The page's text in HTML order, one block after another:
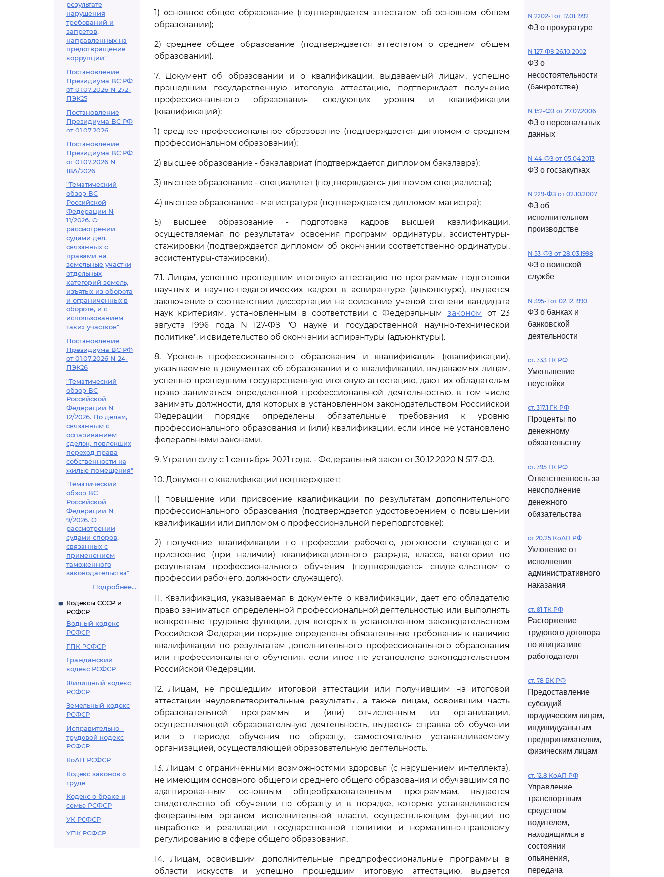
результате
нарушения
требований и
запретов,
направленных на
предотвращение
коррупции"
Постановление
Президиума ВС РФ
от 01.07.2026 N 272-
ПЭК25
Постановление
Президиума ВС РФ
от 01.07.2026
Постановление
Президиума ВС РФ
от 01.07.2026 N
18А/2026
"Тематический
обзор ВС
Российской
Федерации N
11/2026. О
рассмотрении
судами дел,
связанных с
правами на
земельные участки
отдельных
категорий земель,
изъятых из оборота
и ограниченных в
обороте, и с
использованием
таких участков"
Постановление
Президиума ВС РФ
от 01.07.2026 N 24-
ПЭК26
"Тематический
обзор ВС
Российской
Федерации N
12/2026. По делам,
связанным с
оспариванием
сделок, повлекших
переход права
собственности на
жилые помещения"
"Тематический
обзор ВС
Российской
Федерации N
9/2026. О
рассмотрении
судами споров,
связанных с
применением
таможенного
законодательства"
Подробнее...
Кодексы СССР и
РСФСР
Водный кодекс
РСФСР
ГПК РСФСР
Гражданский
кодекс РСФСР
Жилищный кодекс
РСФСР
Земельный кодекс
РСФСР
Исправительно -
трудовой кодекс
РСФСР
КоАП РСФСР
Кодекс законов о
труде
Кодекс о браке и
семье РСФСР
УК РСФСР
УПК РСФСР
1) основное общее образование (подтверждается аттестатом об основном общем
образовании);
2) среднее общее образование (подтверждается аттестатом о среднем общем
образовании).
7. Документ об образовании и о квалификации, выдаваемый лицам, успешно
прошедшим государственную итоговую аттестацию, подтверждает получение
профессионального образования следующих уровня и квалификации
(квалификаций):
1) среднее профессиональное образование (подтверждается дипломом о среднем
профессиональном образовании);
2) высшее образование - бакалавриат (подтверждается дипломом бакалавра);
3) высшее образование - специалитет (подтверждается дипломом специалиста);
4) высшее образование - магистратура (подтверждается дипломом магистра);
5) высшее образование - подготовка кадров высшей квалификации,
осуществляемая по результатам освоения программ ординатуры, ассистентуры-
стажировки (подтверждается дипломом об окончании соответственно ординатуры,
ассистентуры-стажировки).
7.1. Лицам, успешно прошедшим итоговую аттестацию по программам подготовки
научных и научно-педагогических кадров в аспирантуре (адъюнктуре), выдается
заключение о соответствии диссертации на соискание ученой степени кандидата
наук критериям, установленным в соответствии с Федеральным законом
от 23
августа 1996 года N 127-ФЗ "О науке и государственной научно-технической
политике", и свидетельство об окончании аспирантуры (адъюнктуры).
8. Уровень профессионального образования и квалификация (квалификации),
указываемые в документах об образовании и о квалификации, выдаваемых лицам,
успешно прошедшим государственную итоговую аттестацию, дают их обладателям
право заниматься определенной профессиональной деятельностью, в том числе
занимать должности, для которых в установленном законодательством Российской
Федерации порядке определены обязательные требования к уровню
профессионального образования и (или) квалификации, если иное не установлено
федеральными законами.
9. Утратил силу с 1 сентября 2021 года. - Федеральный закон от 30.12.2020 N 517-ФЗ.
10. Документ о квалификации подтверждает:
1) повышение или присвоение квалификации по результатам дополнительного
профессионального образования (подтверждается удостоверением о повышении
квалификации или дипломом о профессиональной переподготовке);
2) получение квалификации по профессии рабочего, должности служащего и
присвоение (при наличии) квалификационного разряда, класса, категории по
результатам профессионального обучения (подтверждается свидетельством о
профессии рабочего, должности служащего).
11. Квалификация, указываемая в документе о квалификации, дает его обладателю
право заниматься определенной профессиональной деятельностью или выполнять
конкретные трудовые функции, для которых в установленном законодательством
Российской Федерации порядке определены обязательные требования к наличию
квалификации по результатам дополнительного профессионального образования
или профессионального обучения, если иное не установлено законодательством
Российской Федерации.
12. Лицам, не прошедшим итоговой аттестации или получившим на итоговой
аттестации неудовлетворительные результаты, а также лицам, освоившим часть
образовательной программы и (или) отчисленным из организации,
осуществляющей образовательную деятельность, выдается справка об обучении
или о периоде обучения по образцу, самостоятельно устанавливаемому
организацией, осуществляющей образовательную деятельность.
13. Лицам с ограниченными возможностями здоровья (с нарушением интеллекта),
не имеющим основного общего и среднего общего образования и обучавшимся по
адаптированным основным общеобразовательным программам, выдается
свидетельство об обучении по образцу и в порядке, которые устанавливаются
федеральным органом исполнительной власти, осуществляющим функции по
выработке и реализации государственной политики и нормативно-правовому
регулированию в сфере общего образования.
14. Лицам, освоившим дополнительные предпрофессиональные программы в
области искусств и успешно прошедшим итоговую аттестацию, выдается
N 2202-1 от 17.01.1992
ФЗ о прокуратуре
N 127-ФЗ 26.10.2002
ФЗ о
несостоятельности
(банкротстве)
N 152-ФЗ от 27.07.2006
ФЗ о персональных
данных
N 44-ФЗ от 05.04.2013
ФЗ о госзакупках
N 229-ФЗ от 02.10.2007
ФЗ об
исполнительном
производстве
N 53-ФЗ от 28.03.1998
ФЗ о воинской
службе
N 395-1 от 02.12.1990
ФЗ о банках и
банковской
деятельности
ст. 333 ГК РФ
Уменьшение
неустойки
ст. 317.1 ГК РФ
Проценты по
денежному
обязательству
ст. 395 ГК РФ
Ответственность за
неисполнение
денежного
обязательства
ст 20.25 КоАП РФ
Уклонение от
исполнения
административного
наказания
ст. 81 ТК РФ
Расторжение
трудового договора
по инициативе
работодателя
ст. 78 БК РФ
Предоставление
субсидий
юридическим лицам,
индивидуальным
предпринимателям,
физическим лицам
ст. 12.8 КоАП РФ
Управление
транспортным
средством
водителем,
находящимся в
состоянии
опьянения,
передача